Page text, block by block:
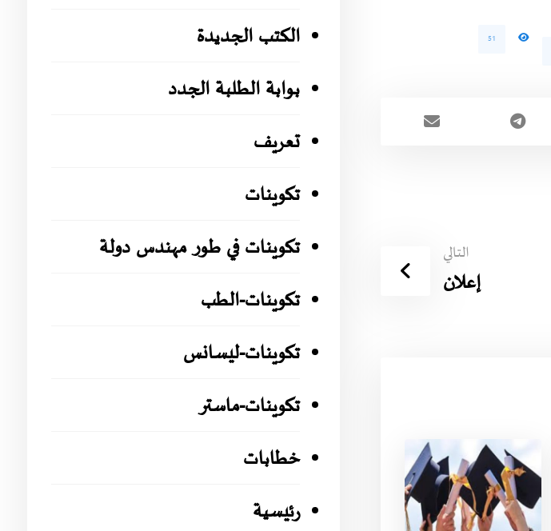
51
التالي
إعلان
الكتب الجديدة
بوابة الطلبة الجدد
تعريف
تكوينات
تكوينات في طور مهندس دولة
تكوينات-الطب
تكوينات-ليسانس
تكوينات-ماستر
خطابات
رئيسية